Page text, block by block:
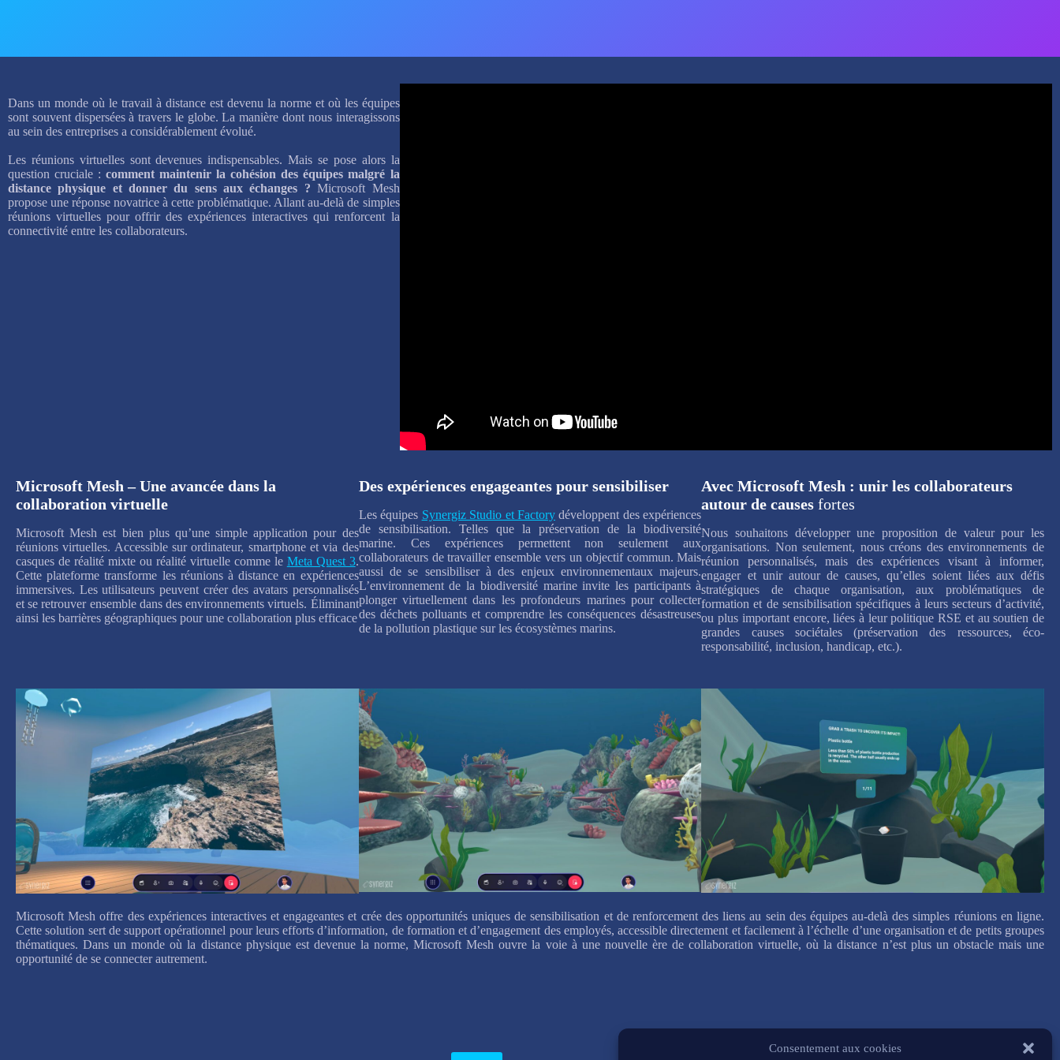
Consentement aux cookies
Dans un monde où le travail à distance est devenu la norme et où les équipes
sont souvent dispersées à travers le globe. La manière dont nous interagissons
au sein des entreprises a considérablement évolué.
Les réunions virtuelles sont devenues indispensables. Mais se pose alors la
question cruciale :comment maintenir la cohésion des équipes malgré la
distance physique et donner du sens aux échanges ? Microsoft Mesh
propose une réponse novatrice à cette problématique. Allant au-delà de simples
réunions virtuelles pour offrir des expériences interactives qui renforcent la
connectivité entre les collaborateurs.
Microsoft Mesh – Une avancée dans la
collaboration virtuelle
Microsoft Mesh est bien plus qu’une simple application pour des
réunions virtuelles. Accessible sur ordinateur, smartphone et via des
casques de réalité mixte ou réalité virtuelle comme le Meta Quest 3.
Cette plateforme transforme les réunions à distance en expériences
immersives. Les utilisateurs peuvent créer des avatars personnalisés
et se retrouver ensemble dans des environnements virtuels. Éliminant
ainsi les barrières géographiques pour une collaboration plus efficace
Des expériences engageantes pour sensibiliser
Les équipes Synergiz Studio et Factorydéveloppent des expériences
de sensibilisation. Telles que la préservation de la biodiversité
marine. Ces expériences permettent non seulement aux
collaborateurs de travailler ensemble vers un objectif commun. Mais
aussi de se sensibiliser à des enjeux environnementaux majeurs.
L’environnement de la biodiversité marine invite les participants à
plonger virtuellement dans les profondeurs marines pour collecter
des déchets polluants et comprendre les conséquences désastreuses
de la pollution plastique sur les écosystèmes marins.
Avec Microsoft Mesh : unir les collaborateurs
autour de causes fortes
Nous souhaitons développer une proposition de valeur pour les
organisations. Non seulement, nous créons des environnements de
réunion personnalisés, mais des expériences visant à informer,
engager et unir autour de causes, qu’elles soient liées aux défis
stratégiques de chaque organisation, aux problématiques de
formation et de sensibilisation spécifiques à leurs secteurs d’activité,
ou plus important encore, liées à leur politique RSE et au soutien de
grandes causes sociétales (préservation des ressources, éco-
responsabilité, inclusion, handicap, etc.).
Microsoft Mesh offre des expériences interactives et engageantes et crée des opportunités uniques de sensibilisation et de renforcement des liens au sein des équipes au-delà des simples réunions en ligne.
Cette solution sert de support opérationnel pour leurs efforts d’information, de formation et d’engagement des employés, accessible directement et facilement à l’échelle d’une organisation et de petits groupes
thématiques. Dans un monde où la distance physique est devenue la norme, Microsoft Mesh ouvre la voie à une nouvelle ère de collaboration virtuelle, où la distance n’est plus un obstacle mais une
opportunité de se connecter autrement.